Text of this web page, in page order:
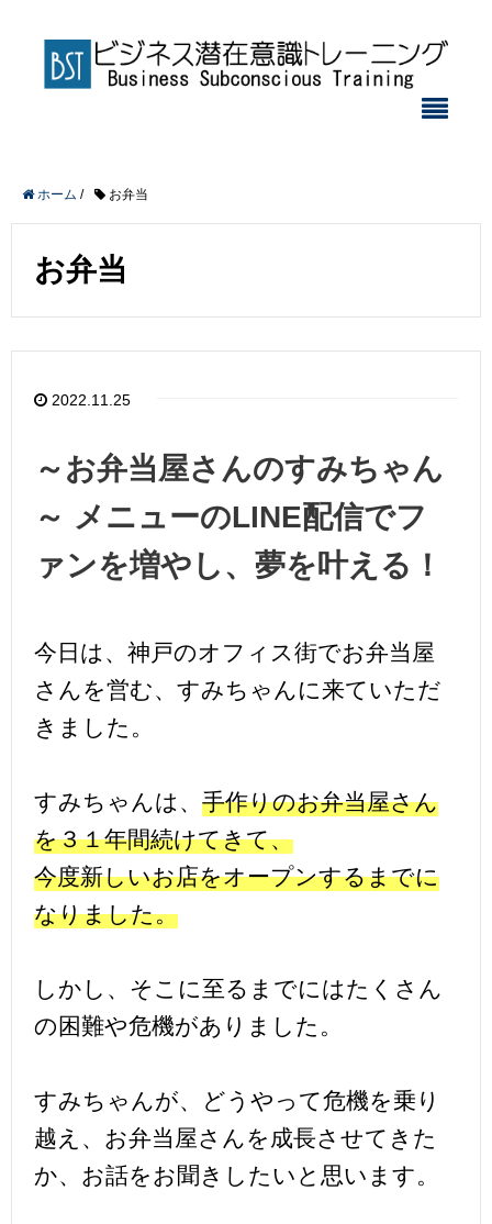
ホーム / お弁当
お弁当
2022.11.25
～お弁当屋さんのすみちゃん
～ メニューのLINE配信でフ
ァンを増やし、夢を叶える！
今日は、神戸のオフィス街でお弁当屋
さんを営む、すみちゃんに来ていただ
きました。
すみちゃんは、 手作りのお弁当屋さん
を３１年間続けてきて、
今度新しいお店をオープンするまでに
なりました。
しかし、そこに至るまでにはたくさん
の困難や危機がありました。
すみちゃんが、どうやって危機を乗り
越え、お弁当屋さんを成長させてきた
か、お話をお聞きしたいと思います。